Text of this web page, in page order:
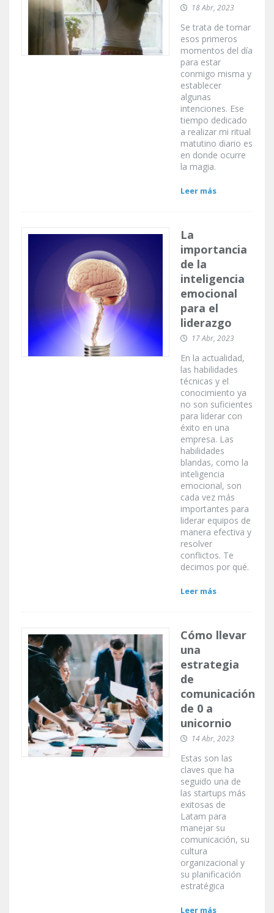
18 Abr, 2023
Se trata de tomar
esos primeros
momentos del día
para estar
conmigo misma y
establecer
algunas
intenciones. Ese
tiempo dedicado
a realizar mi ritual
matutino diario es
en donde ocurre
la magia.
Leer más
La
importancia
de la
inteligencia
emocional
para el
liderazgo
17 Abr, 2023
En la actualidad,
las habilidades
técnicas y el
conocimiento ya
no son suficientes
para liderar con
éxito en una
empresa. Las
habilidades
blandas, como la
inteligencia
emocional, son
cada vez más
importantes para
liderar equipos de
manera efectiva y
resolver
conflictos. Te
decimos por qué.
Leer más
Cómo llevar
una
estrategia
de
comunicación
de 0 a
unicornio
14 Abr, 2023
Estas son las
claves que ha
seguido una de
las startups más
exitosas de
Latam para
manejar su
comunicación, su
cultura
organizacional y
su planificación
estratégica
Leer más